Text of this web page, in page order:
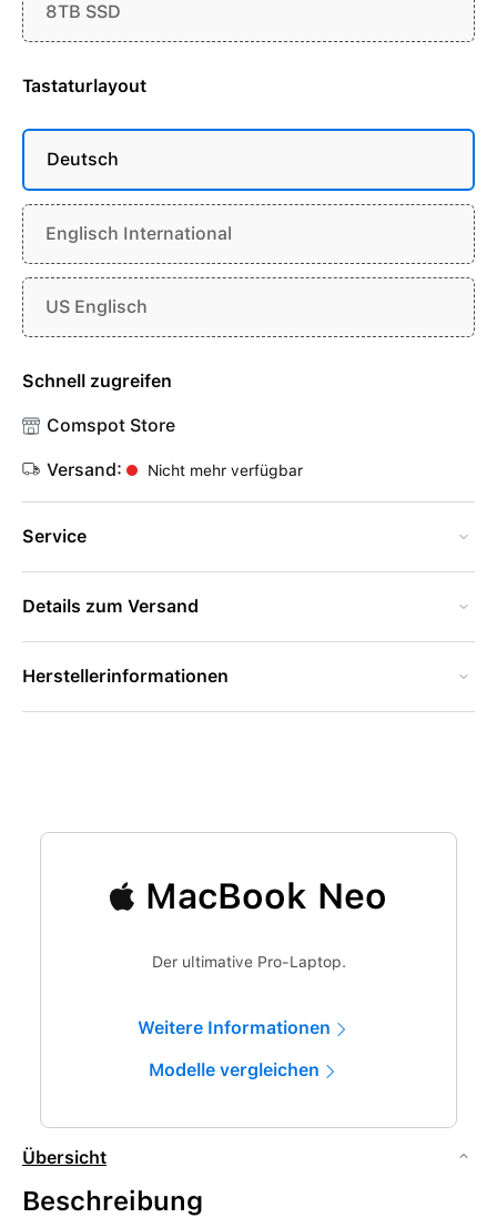
8TB SSD
Tastaturlayout
Deutsch
Englisch International
US Englisch
Schnell zugreifen
Comspot Store
Versand: Nicht mehr verfügbar
Service
Details zum Versand
Herstellerinformationen
MacBook Neo
Der ultimative Pro-Laptop.
Weitere Informationen
Modelle vergleichen
Übersicht
Beschreibung